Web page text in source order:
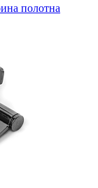
полотна